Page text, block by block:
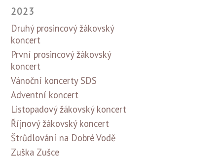
2023
Druhý prosincový žákovský
koncert
První prosincový žákovský
koncert
Vánoční koncerty SDS
Adventní koncert
Listopadový žákovský koncert
Říjnový žákovský koncert
Štrůdlování na Dobré Vodě
Zuška Zušce